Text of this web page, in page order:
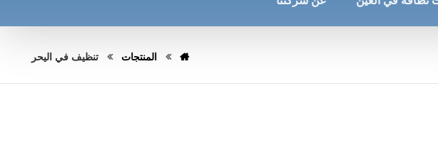
المنتجات تنظيف في اليحر